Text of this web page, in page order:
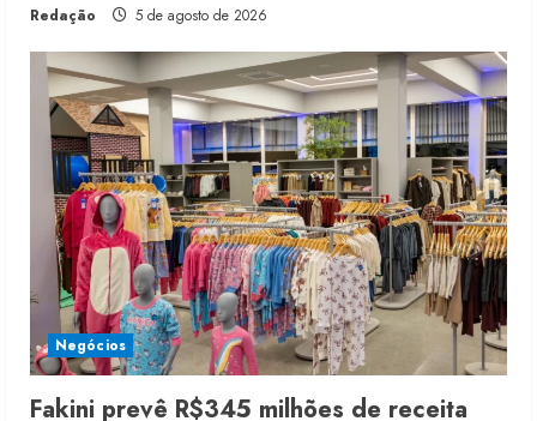
Redação 5 de agosto de 2026
Negócios
Fakini prevê R$345 milhões de receita